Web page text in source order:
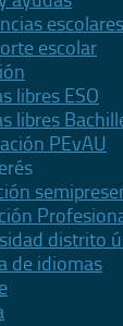
escolares
escolar
libres ESO
libres
PEvAU
distrito
de idiomas